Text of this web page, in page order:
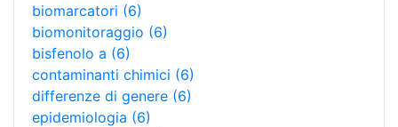
biomarcatori (6)
biomonitoraggio (6)
bisfenolo a (6)
contaminanti chimici (6)
differenze di genere (6)
epidemiologia (6)